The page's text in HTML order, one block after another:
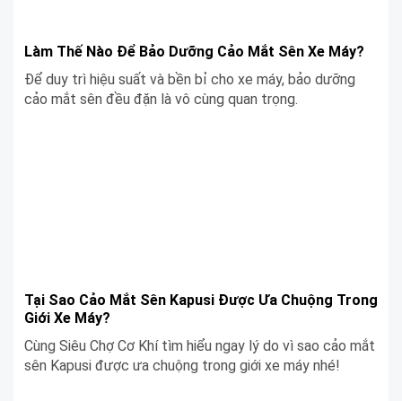
Làm Thế Nào Để Bảo Dưỡng Cảo Mắt Sên Xe Máy?
Để duy trì hiệu suất và bền bỉ cho xe máy, bảo dưỡng
cảo mắt sên đều đặn là vô cùng quan trọng.
Tại Sao Cảo Mắt Sên Kapusi Được Ưa Chuộng Trong
Giới Xe Máy?
Cùng Siêu Chợ Cơ Khí tìm hiểu ngay lý do vì sao cảo mắt
sên Kapusi được ưa chuộng trong giới xe máy nhé!